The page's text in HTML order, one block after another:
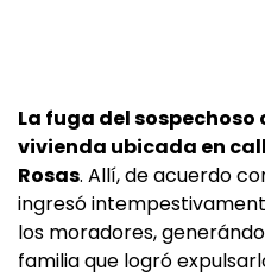
La fuga del
vivienda ubicada en
Rosas. Allí, de acuerdo
ingresó
los moradores,
familia que logró